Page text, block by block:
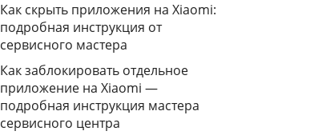
Как скрыть приложения на Xiaomi:
подробная инструкция от
сервисного мастера
Как заблокировать отдельное
приложение на Xiaomi —
подробная инструкция мастера
сервисного центра